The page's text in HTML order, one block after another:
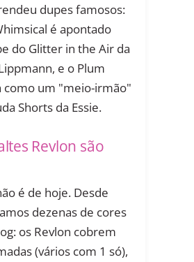
dupes famosos:
é apontado
do Glitter in the Air da
e o Plum
como um "meio-irmão"
Shorts da Essie.
Revlon são
é de hoje. Desde
dezenas de cores
os Revlon cobrem
(vários com 1 só),